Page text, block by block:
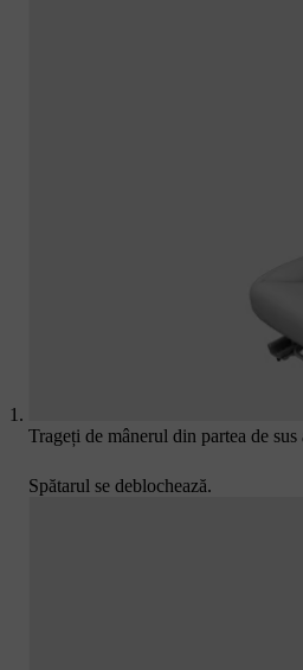
Trageți de mânerul din partea de
Spătarul se deblochează.